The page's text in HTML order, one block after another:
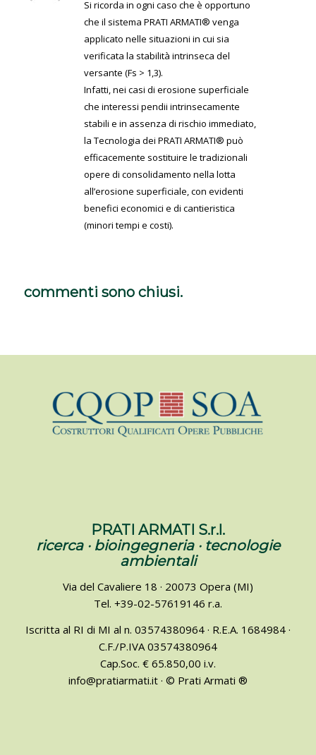
Si ricorda in ogni caso che è opportuno
che il sistema PRATI ARMATI® venga
applicato nelle situazioni in cui sia
verificata la stabilità intrinseca del
versante (Fs > 1,3).
Infatti, nei casi di erosione superficiale
che interessi pendii intrinsecamente
stabili e in assenza di rischio immediato,
la Tecnologia dei PRATI ARMATI® può
efficacemente sostituire le tradizionali
opere di consolidamento nella lotta
all’erosione superficiale, con evidenti
benefici economici e di cantieristica
(minori tempi e costi).
commenti sono chiusi.
PRATI ARMATI S.r.l.
ricerca · bioingegneria · tecnologie
ambientali
Via del Cavaliere 18 · 20073 Opera (MI)
Tel. +39-02-57619146 r.a.
Iscritta al RI di MI al n. 03574380964 · R.E.A. 1684984 ·
C.F./P.IVA 03574380964
Cap.Soc. € 65.850,00 i.v.
info@pratiarmati.it · © Prati Armati ®